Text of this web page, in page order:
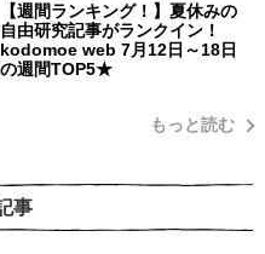
【週間ランキング！】夏休みの
自由研究記事がランクイン！
kodomoe web 7月12日～18日
の週間TOP5★
もっと読む
事